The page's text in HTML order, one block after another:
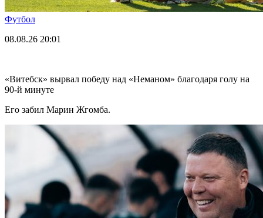
Футбол
08.08.26 20:01
«Витебск» вырвал победу над «Неманом» благодаря голу на
90-й минуте
Его забил Марин Жгомба.